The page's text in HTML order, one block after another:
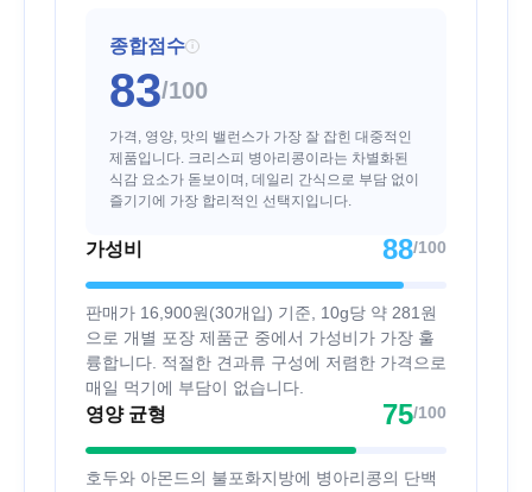
종합점수 i
83/100
가격, 영양, 맛의 밸런스가 가장 잘 잡힌 대중적인
제품입니다. 크리스피 병아리콩이라는 차별화된
식감 요소가 돋보이며, 데일리 간식으로 부담 없이
즐기기에 가장 합리적인 선택지입니다.
가성비 88/100
판매가 16,900원(30개입) 기준, 10g당 약 281원
으로 개별 포장 제품군 중에서 가성비가 가장 훌
륭합니다. 적절한 견과류 구성에 저렴한 가격으로
매일 먹기에 부담이 없습니다.
영양 균형 75/100
호두와 아몬드의 불포화지방에 병아리콩의 단백